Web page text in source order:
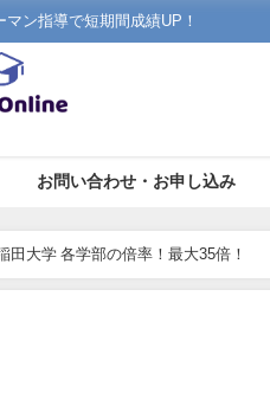
ン指導で短期間成績UP！
お問い合わせ・お申し込み
田大学 各学部の倍率！最大35倍！